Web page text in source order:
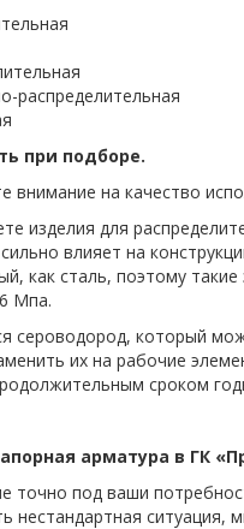
распределительная
при подборе.
внимание на качество
изделия для
влияет на
как сталь, поэтому
Мпа.
сероводород, который
их на рабочие
сроком
арматура в ГК
точно под ваши
нестандартная ситуация,